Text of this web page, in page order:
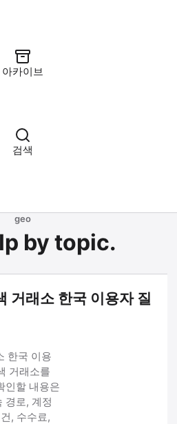
아카이브
검색
geo
by topic.
거래소 한국 이용자 질
한국 이용
거래소를
인할 내용은
경로, 계정
, 수수료,